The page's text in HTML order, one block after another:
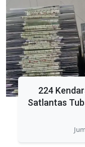
224
Satlantas